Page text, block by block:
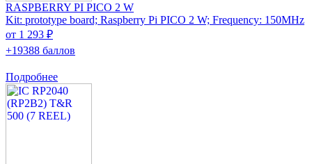
RASPBERRY PI PICO 2 W
Kit: prototype board; Raspberry Pi PICO 2 W; Frequency: 150MHz
от 1 293 ₽
+19388 баллов
Подробнее